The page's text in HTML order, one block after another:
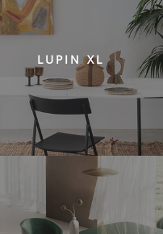
LUPIN XL